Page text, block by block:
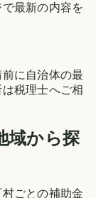
最新の内容を
に自治体の最
税理士へご相
域から探
ごとの補助金